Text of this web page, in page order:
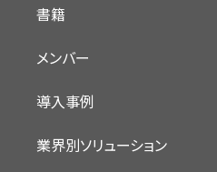
書籍
メンバー
導入事例
業界別ソリューション